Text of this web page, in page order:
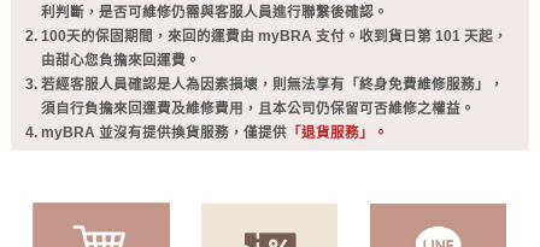
利判斷，是否可維修仍需與客服人員進行聯繫後確認。
100天的保固期間，來回的運費由 myBRA 支付。收到貨日第 101 天起，
由甜心您負擔來回運費。
若經客服人員確認是人為因素損壞，則無法享有「終身免費維修服務」，
須自行負擔來回運費及維修費用，且本公司仍保留可否維修之權益。
myBRA 並沒有提供換貨服務，僅提供「退貨服務」。